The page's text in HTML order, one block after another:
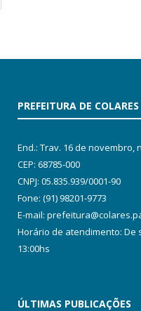
PREFEITURA DE COLARES
End.: Trav. 16 de novembro,
CEP: 68785-000
CNPJ: 05.835.939/0001-90
Fone: (91) 98201-9773
E-mail:
Horário de atendimento: De
13:00hs
ÚLTIMAS PUBLICAÇÕES